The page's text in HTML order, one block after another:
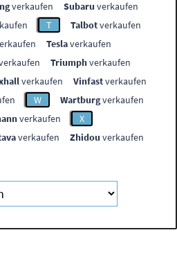
verkaufen Subaru verkaufen
T Talbotverkaufen
Teslaverkaufen
Triumphverkaufen
verkaufen Vinfastverkaufen
W Wartburgverkaufen
verkaufen
X
verkaufen Zhidou verkaufen